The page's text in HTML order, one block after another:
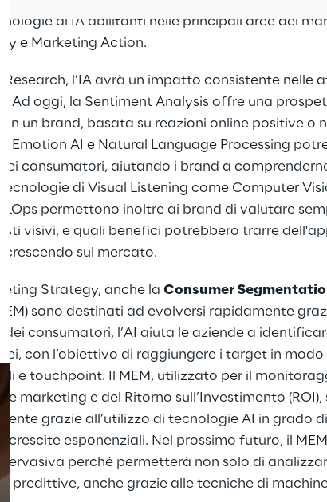
Prebuilt AI Apps
Scopri di più
di IA abilitanti nelle principali aree del
e Marketing Action.
Research, l’IA avrà un impatto consistente nelle
Ad oggi, la Sentiment Analysis offre una
un brand, basata su reazioni online positive o
Emotion AI e Natural Language Processing
consumatori, aiutando i brand a
di Visual Listening come Computer
permettono inoltre ai brand di valutare
visivi, e quali benefici potrebbero trarre
sul mercato.
Strategy, anche laConsumer
sono destinati ad evolversi rapidamente
dei consumatori, l’AI aiuta le aziende a
con l’obiettivo di raggiungere i target in
e touchpoint. Il MEM, utilizzato per il
marketing e del Ritorno sull’Investimento
grazie all’utilizzo di tecnologie AI in grado
esponenziali. Nel prossimo futuro, il
perché permetterà non solo di
predittive, anche grazie alle tecniche di